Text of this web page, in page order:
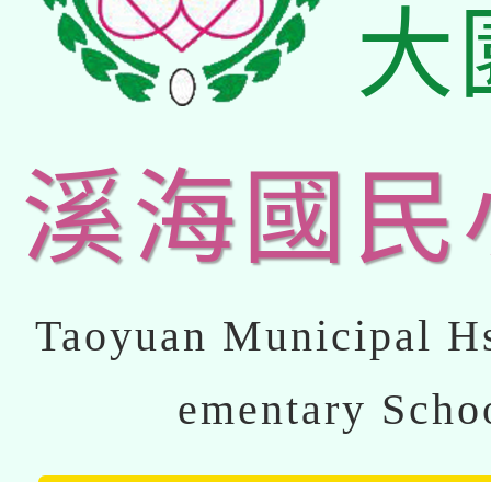
大
溪海國民
Taoyuan Municipal
ementary